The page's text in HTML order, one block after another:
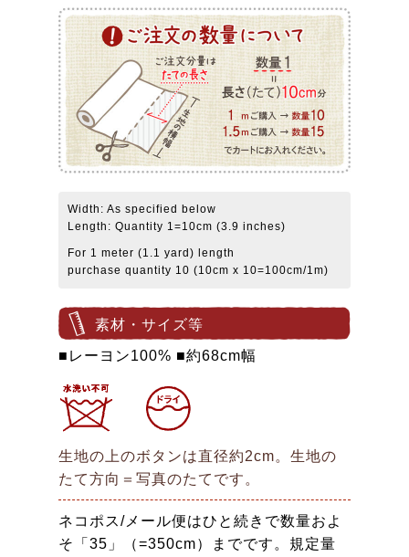
Width: As specified below
Length: Quantity 1=10cm (3.9 inches)
For 1 meter (1.1 yard) length
purchase quantity 10 (10cm x 10=100cm/1m)
素材・サイズ等
■レーヨン100% ■約68cm幅
生地の上のボタンは直径約2cm。生地の
たて方向＝写真のたてです。
ネコポス/メール便はひと続きで数量およ
そ「35」（=350cm）までです。規定量